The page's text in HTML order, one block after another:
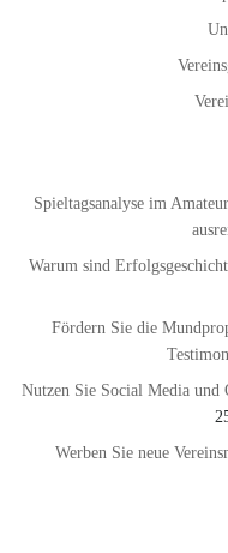
Spieltagsanalyse im
Warum sind
Fördern Sie die
Nutzen Sie Social Media
Werben Sie neue